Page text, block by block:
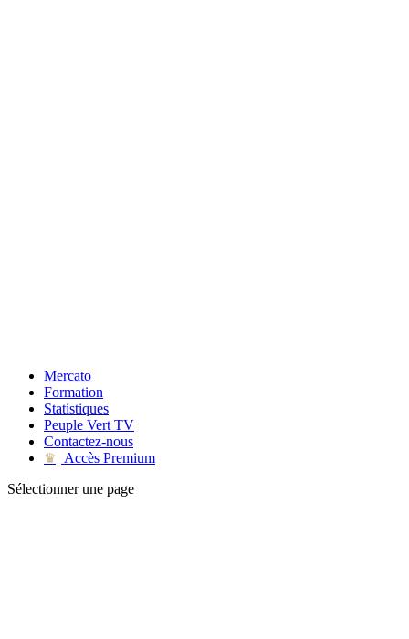
Mercato
Formation
Statistiques
Peuple Vert TV
Contactez-nous
♛
Accès Premium
Sélectionner une page